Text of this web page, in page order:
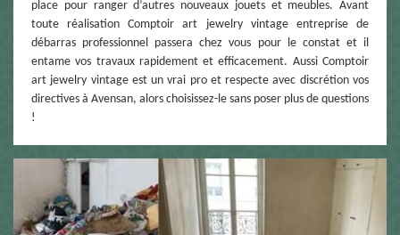
place pour ranger d’autres nouveaux jouets et meubles. Avant
toute réalisation Comptoir art jewelry vintage entreprise de
débarras professionnel passera chez vous pour le constat et il
entame vos travaux rapidement et efficacement. Aussi Comptoir
art jewelry vintage est un vrai pro et respecte avec discrétion vos
directives à Avensan, alors choisissez-le sans poser plus de questions
!